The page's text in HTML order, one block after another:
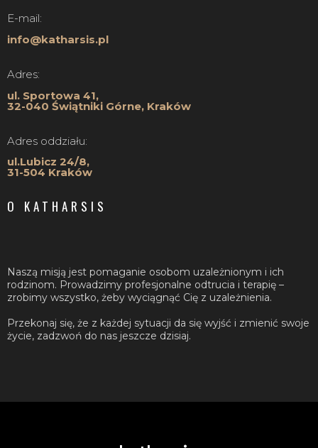
E-mail:
info@katharsis.pl
Adres:
ul. Sportowa 41,
32-040 Świątniki Górne, Kraków
Adres oddziału:
ul.Lubicz 24/8,
31-504 Kraków
O KATHARSIS
Naszą misją jest pomaganie osobom uzależnionym i ich
rodzinom. Prowadzimy profesjonalne odtrucia i terapię –
zrobimy wszystko, żeby wyciągnąć Cię z uzależnienia.
Przekonaj się, że z każdej sytuacji da się wyjść i zmienić swoje
życie, zadzwoń do nas jeszcze dzisiaj.